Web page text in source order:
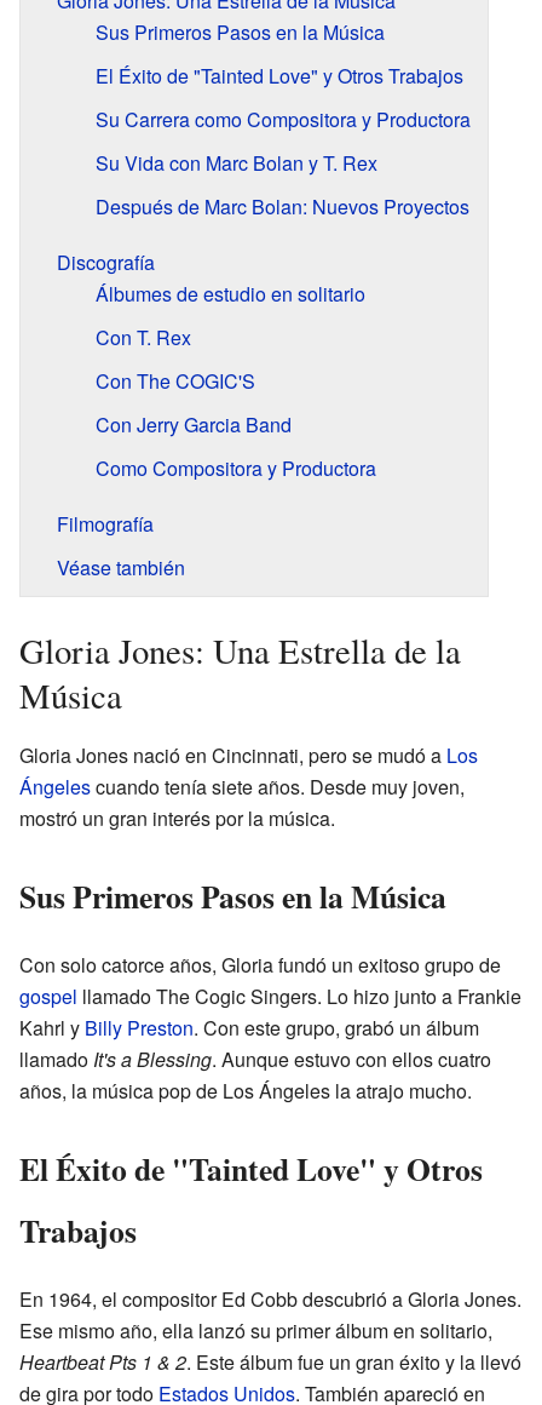
Sus Primeros Pasos en la Música
El Éxito de "Tainted Love" y Otros Trabajos
Su Carrera como Compositora y Productora
Su Vida con Marc Bolan y T. Rex
Después de Marc Bolan: Nuevos Proyectos
Discografía
Álbumes de estudio en solitario
Con T. Rex
Con The COGIC'S
Con Jerry Garcia Band
Como Compositora y Productora
Filmografía
Véase también
Gloria Jones: Una Estrella de la
Música
Gloria Jones nació en Cincinnati, pero se mudó a Los
Ángelescuando tenía siete años. Desde muy joven,
mostró un gran interés por la música.
Sus Primeros Pasos en la Música
Con solo catorce años, Gloria fundó un exitoso grupo de
gospel llamado The Cogic Singers. Lo hizo junto a Frankie
Kahrl y Billy Preston. Con este grupo, grabó un álbum
llamado It's a Blessing. Aunque estuvo con ellos cuatro
años, la música pop de Los Ángeles la atrajo mucho.
El Éxito de "Tainted Love" y Otros
Trabajos
En 1964, el compositor Ed Cobb descubrió a Gloria Jones.
Ese mismo año, ella lanzó su primer álbum en solitario,
Heartbeat Pts 1 & 2. Este álbum fue un gran éxito y la llevó
de gira por todo Estados Unidos. También apareció en